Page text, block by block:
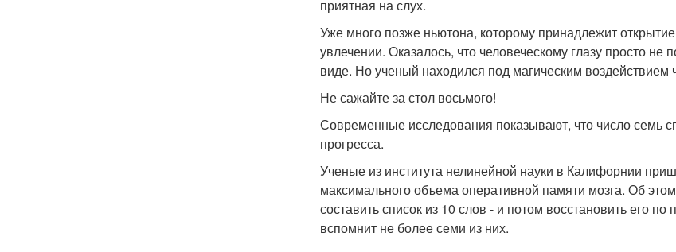
приятная на слух.
Уже много позже ньютона, которому принадлежит
увлечении. Оказалось, что человеческому глазу просто
виде. Но ученый находился под магическим
Не сажайте за стол восьмого!
Современные исследования показывают, что число семь
прогресса.
Ученые из института нелинейной науки в Калифорнии
максимального объема оперативной памяти мозга. Об
составить список из 10 слов - и потом восстановить его
вспомнит не более семи из них.